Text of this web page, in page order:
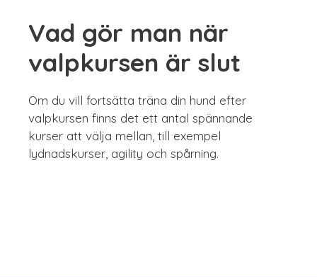
Vad gör man när
valpkursen är slut
Om du vill fortsätta träna din hund efter
valpkursen finns det ett antal spännande
kurser att välja mellan, till exempel
lydnadskurser, agility och spårning.